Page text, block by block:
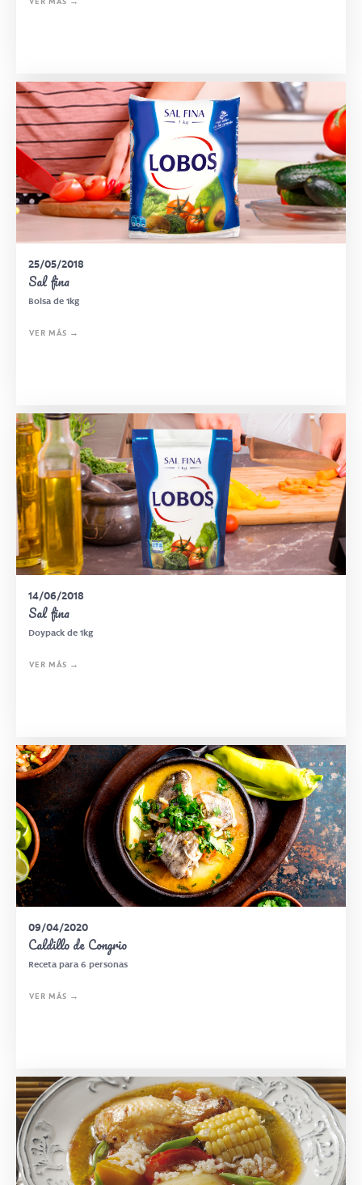
25/05/2018
Sal fina
Bolsa de 1kg
VER MÁS →
14/06/2018
Sal fina
Doypack de 1kg
VER MÁS →
09/04/2020
Caldillo de Congrio
Receta para 6 personas
VER MÁS →